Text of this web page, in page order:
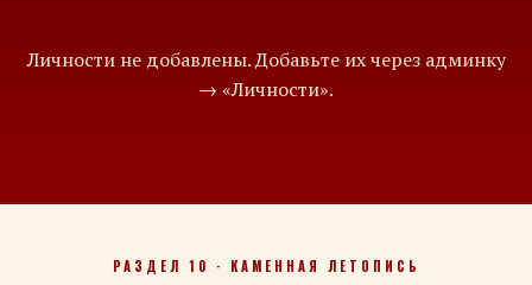
Личности не добавлены. Добавьте их через админку
→ «Личности».
РАЗДЕЛ 10 · КАМЕННАЯ ЛЕТОПИСЬ